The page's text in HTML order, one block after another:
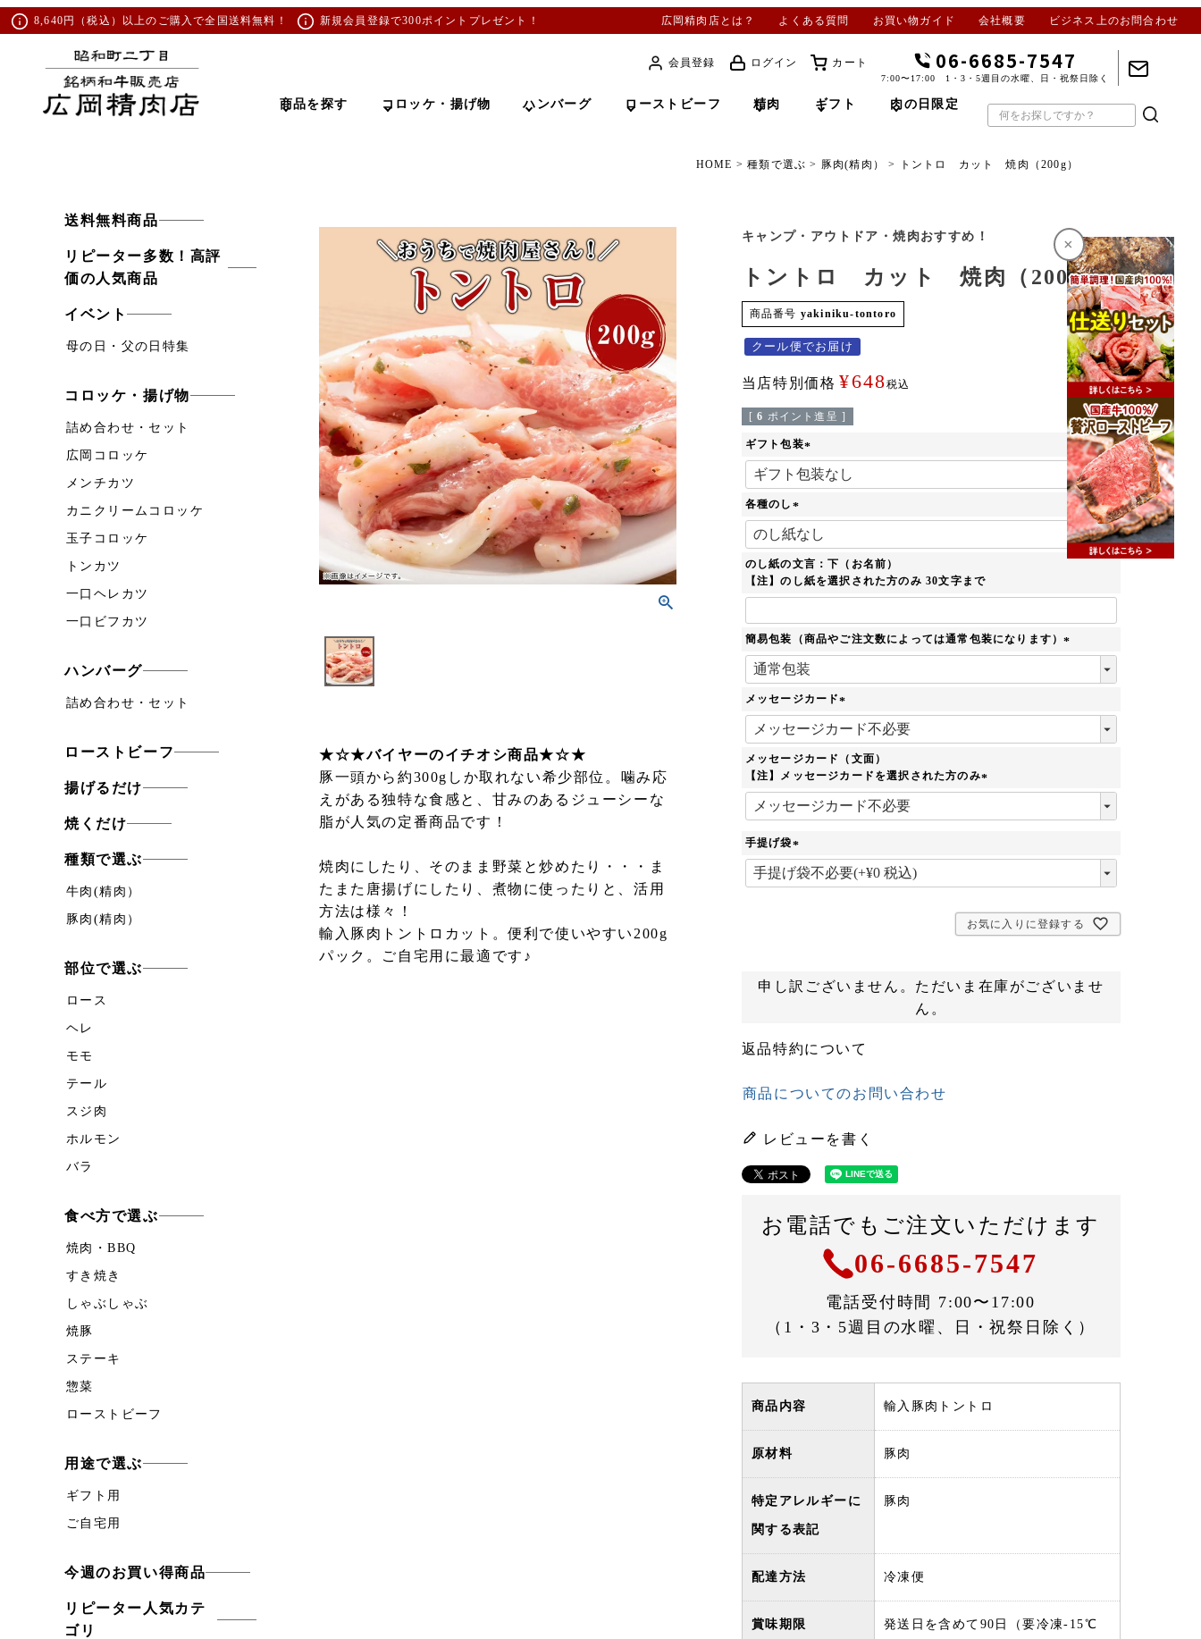
8,640円（税込）以上のご購入で全国送料無料！ 新規会員登録で300ポイントプレゼント！ 広岡精肉店とは？ よくある質問 お買い物ガイド 会社概要 ビジネス上のお問合わせ
会員登録 ログイン カート 06-6685-7547
7:00〜17:00 1・3・5週目の水曜、日・祝祭日除く
商品を探す コロッケ・揚げ物 ハンバーグ ローストビーフ 精肉 ギフト 肉の日限定
×
HOME 種類で選ぶ 豚肉(精肉） トントロ カット 焼肉（200g）
送料無料商品
リピーター多数！高評
価の人気商品
イベント
母の日・父の日特集
コロッケ・揚げ物
詰め合わせ・セット
広岡コロッケ
メンチカツ
カニクリームコロッケ
玉子コロッケ
トンカツ
一口ヘレカツ
一口ビフカツ
ハンバーグ
詰め合わせ・セット
ローストビーフ
揚げるだけ
焼くだけ
種類で選ぶ
牛肉(精肉）
豚肉(精肉）
部位で選ぶ
ロース
ヘレ
モモ
テール
スジ肉
ホルモン
バラ
食べ方で選ぶ
焼肉・BBQ
すき焼き
しゃぶしゃぶ
焼豚
ステーキ
惣菜
ローストビーフ
用途で選ぶ
ギフト用
ご自宅用
今週のお買い得商品
リピーター人気カテ
ゴリ
★☆★バイヤーのイチオシ商品★☆★
豚一頭から約300gしか取れない希少部位。噛み応
えがある独特な食感と、甘みのあるジューシーな
脂が人気の定番商品です！
焼肉にしたり、そのまま野菜と炒めたり・・・ま
たまた唐揚げにしたり、煮物に使ったりと、活用
方法は様々！
輸入豚肉トントロカット。便利で使いやすい200g
パック。ご自宅用に最適です♪
キャンプ・アウトドア・焼肉おすすめ！
トントロ カット 焼肉（200g）
商品番号 yakiniku-tontoro
クール便でお届け
当店特別価格 ¥648税込
[ 6 ポイント進呈 ]
ギフト包装
必
各種のし
(
必
須
)
のし紙の文言：下（お名前）
【注】のし紙を選択された方のみ 30文字まで
簡易包装（商品やご注文数によっては通常包装になります）
メッセージカード
須
)
メッセージカード（文面）
【注】メッセージカードを選択された方のみ
手提げ袋
(
必
お気に入りに登録する
申し訳ございません。ただいま在庫がございませ
ん。
返品特約について
商品についてのお問い合わせ
レビューを書く
お電話でもご注文いただけます
06-6685-7547
電話受付時間 7:00〜17:00
（1・3・5週目の水曜、日・祝祭日除く）
商品内容 輸入豚肉トントロ
原材料 豚肉
特定アレルギーに
関する表記
豚肉
配達方法 冷凍便
賞味期限 発送日を含めて90日（要冷凍-15℃